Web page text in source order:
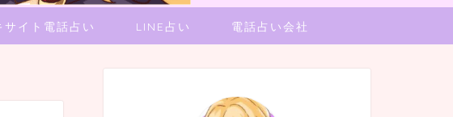
サイト電話占い LINE占い 電話占い会社